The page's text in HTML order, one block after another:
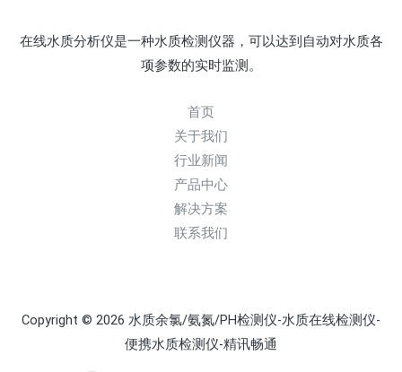
在线水质分析仪是一种水质检测仪器，可以达到自动对水质各
项参数的实时监测。
首页
关于我们
行业新闻
产品中心
解决方案
联系我们
Copyright © 2026 水质余氯/氨氮/PH检测仪-水质在线检测仪-
便携水质检测仪-精讯畅通